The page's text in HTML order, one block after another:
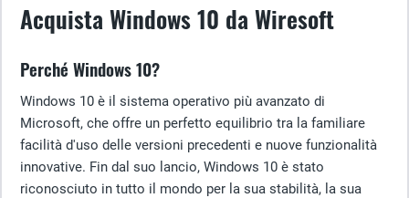
Acquista Windows 10 da Wiresoft
Perché Windows 10?
Windows 10 è il sistema operativo più avanzato di
Microsoft, che offre un perfetto equilibrio tra la familiare
facilità d'uso delle versioni precedenti e nuove funzionalità
innovative. Fin dal suo lancio, Windows 10 è stato
riconosciuto in tutto il mondo per la sua stabilità, la sua